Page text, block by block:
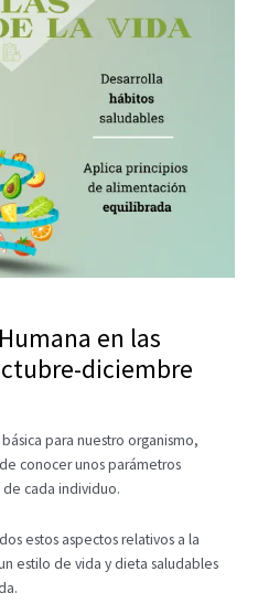
en las
diciembre
para nuestro organismo,
conocer unos parámetros
cada individuo.
estos aspectos relativos a la
estilo de vida y dieta saludables